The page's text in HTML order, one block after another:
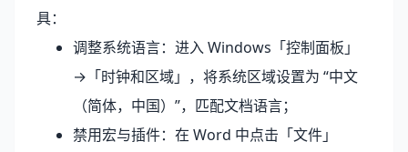
具：
调整系统语言：进入 Windows「控制面板」
→「时钟和区域」，将系统区域设置为 “中文
（简体，中国）”，匹配文档语言；
禁用宏与插件：在 Word 中点击「文件」